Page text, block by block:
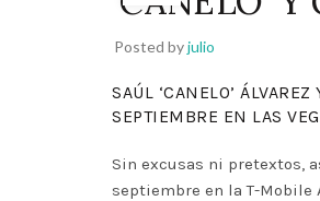
Posted byjulio
SAÚL ‘CANELO’
SEPTIEMBRE EN LAS
Sin excusas ni pretextos,
septiembre en la T-Mobile